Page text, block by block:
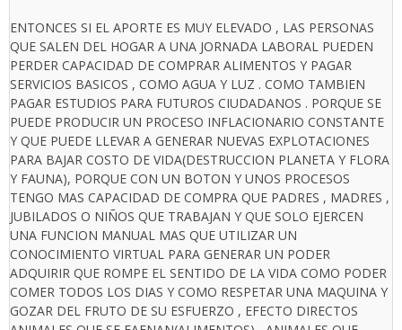
ENTONCES SI EL APORTE ES MUY ELEVADO , LAS PERSONAS
QUE SALEN DEL HOGAR A UNA JORNADA LABORAL PUEDEN
PERDER CAPACIDAD DE COMPRAR ALIMENTOS Y PAGAR
SERVICIOS BASICOS , COMO AGUA Y LUZ . COMO TAMBIEN
PAGAR ESTUDIOS PARA FUTUROS CIUDADANOS . PORQUE SE
PUEDE PRODUCIR UN PROCESO INFLACIONARIO CONSTANTE
Y QUE PUEDE LLEVAR A GENERAR NUEVAS EXPLOTACIONES
PARA BAJAR COSTO DE VIDA(DESTRUCCION PLANETA Y FLORA
Y FAUNA), PORQUE CON UN BOTON Y UNOS PROCESOS
TENGO MAS CAPACIDAD DE COMPRA QUE PADRES , MADRES ,
JUBILADOS O NIÑOS QUE TRABAJAN Y QUE SOLO EJERCEN
UNA FUNCION MANUAL MAS QUE UTILIZAR UN
CONOCIMIENTO VIRTUAL PARA GENERAR UN PODER
ADQUIRIR QUE ROMPE EL SENTIDO DE LA VIDA COMO PODER
COMER TODOS LOS DIAS Y COMO RESPETAR UNA MAQUINA Y
GOZAR DEL FRUTO DE SU ESFUERZO , EFECTO DIRECTOS